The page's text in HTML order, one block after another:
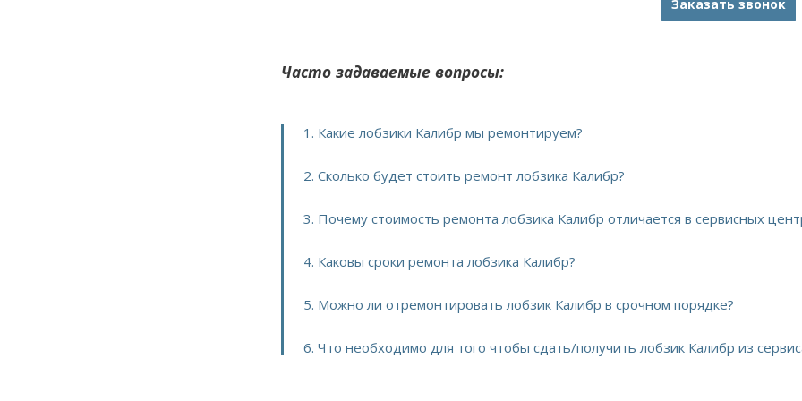
Заказать звонок
Часто задаваемые вопросы:
1. Какие лобзики Калибр мы ремонтируем?
2. Сколько будет стоить ремонт лобзика Калибр?
3. Почему стоимость ремонта лобзика Калибр отличается в сервисных
4. Каковы сроки ремонта лобзика Калибр?
5. Можно ли отремонтировать лобзик Калибр в срочном порядке?
6. Что необходимо для того чтобы сдать/получить лобзик Калибр из